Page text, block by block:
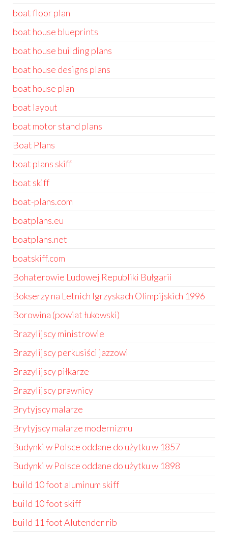
boat floor plan
boat house blueprints
boat house building plans
boat house designs plans
boat house plan
boat layout
boat motor stand plans
Boat Plans
boat plans skiff
boat skiff
boat-plans.com
boatplans.eu
boatplans.net
boatskiff.com
Bohaterowie Ludowej Republiki Bułgarii
Bokserzy na Letnich Igrzyskach Olimpijskich 1996
Borowina (powiat łukowski)
Brazylijscy ministrowie
Brazylijscy perkusiści jazzowi
Brazylijscy piłkarze
Brazylijscy prawnicy
Brytyjscy malarze
Brytyjscy malarze modernizmu
Budynki w Polsce oddane do użytku w 1857
Budynki w Polsce oddane do użytku w 1898
build 10 foot aluminum skiff
build 10 foot skiff
build 11 foot Alutender rib